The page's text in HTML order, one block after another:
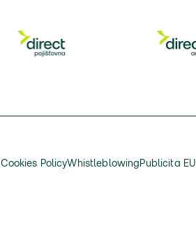
Cookies PolicyWhistleblowing Publicita EU